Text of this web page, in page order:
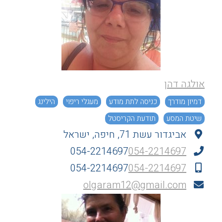
אולגה דהן
דמיון מודרך כניסה לתת מודע מעגלי ריפוי
הילינג
שיטת המסע
תודעת הקריסטל
אביגדור עשת 71, חיפה, ישראל
054-2214697054-2214697
054-2214697054-2214697
olgaram12@gmail.com